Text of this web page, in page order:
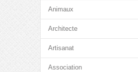
Animaux
Architecte
Artisanat
Association